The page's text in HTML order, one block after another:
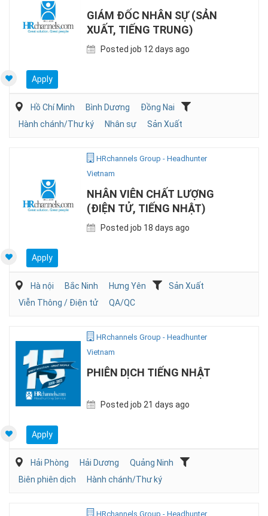
GIÁM ĐỐC NHÂN SỰ (SẢN
XUẤT, TIẾNG TRUNG)
Posted job 12 days ago
Apply
Hồ Chí Minh Bình Dương
Đồng Nai
Hành chánh/Thư ký
Nhân sự Sản Xuất
HRchannels Group - Headhunter
Vietnam
NHÂN VIÊN CHẤT LƯỢNG
(ĐIỆN TỬ, TIẾNG NHẬT)
Posted job 18 days ago
Apply
Hà nội Bắc Ninh Hưng Yên
Sản Xuất
Viễn Thông / Điện tử
QA/QC
HRchannels Group - Headhunter
Vietnam
PHIÊN DỊCH TIẾNG NHẬT
Posted job 21 days ago
Apply
Hải Phòng Hải Dương
Quảng Ninh
Biên phiên dịch
Hành chánh/Thư ký
HRchannels Group - Headhunter